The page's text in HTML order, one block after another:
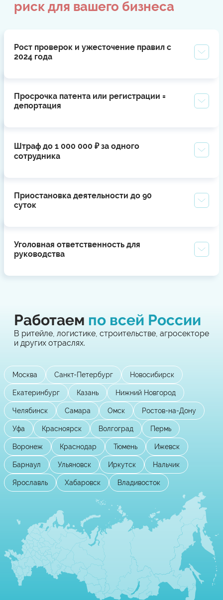
риск для вашего бизнеса
Рост проверок и ужесточение правил с
2024 года
Просрочка патента или регистрации =
депортация
Штраф до 1 000 000 ₽ за одного
сотрудника
Приостановка деятельности до 90
суток
Уголовная ответственность для
руководства
Работаем по всей России
В ритейле, логистике, строительстве, агросекторе
и других отраслях.
Москва Санкт-Петербург Новосибирск
Екатеринбург Казань Нижний Новгород
Челябинск Самара Омск Ростов-на-Дону
Уфа Красноярск Волгоград Пермь
Воронеж Краснодар Тюмень Ижевск
Барнаул Ульяновск Иркутск Нальчик
Ярославль Хабаровск Владивосток